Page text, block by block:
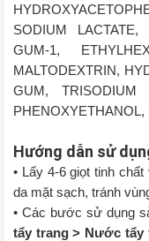
SODIUM LACTATE,
GUM-1,
MALTODEXTRIN,
GUM, TRISODIUM
Hướng dẫn sử
• Lấy 4-6 giọt tinh
da mặt sạch, tránh
• Các bước sử dụng
tẩy trang > Nước tẩy